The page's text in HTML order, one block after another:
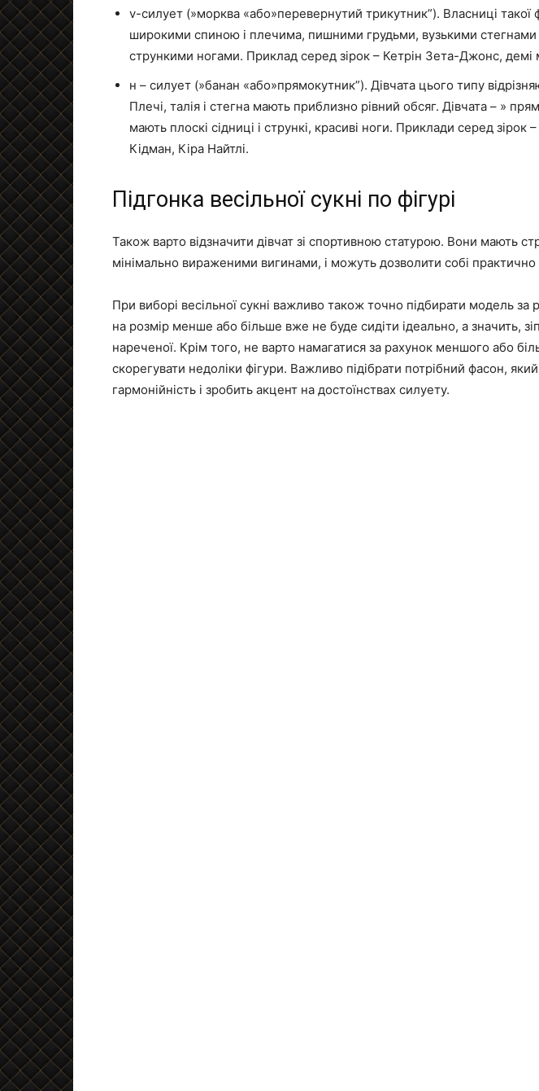
v-силует (»морква «або»перевернутий трикутник”). Власниці такої
широкими спиною і плечима, пишними грудьми, вузькими стегнами
стрункими ногами. Приклад серед зірок – Кетрін Зета-Джонс, демі
н – силует (»банан «або»прямокутник”). Дівчата цього типу
Плечі, талія і стегна мають приблизно рівний обсяг. Дівчата – »
мають плоскі сідниці і стрункі, красиві ноги. Приклади серед зірок
Кідман, Кіра Найтлі.
Підгонка весільної сукні по фігурі
Також варто відзначити дівчат зі спортивною статурою. Вони мають
мінімально вираженими вигинами, і можуть дозволити собі
При виборі весільної сукні важливо також точно підбирати модель
на розмір менше або більше вже не буде сидіти ідеально, а значить,
нареченої. Крім того, не варто намагатися за рахунок меншого або
скорегувати недоліки фігури. Важливо підібрати потрібний фасон,
гармонійність і зробить акцент на достоїнствах силуету.